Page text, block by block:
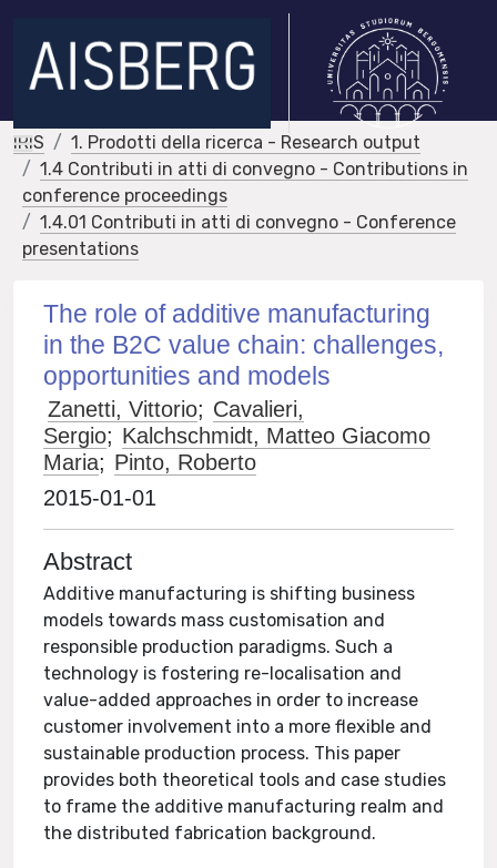
IRIS
1. Prodotti della ricerca - Research output
1.4 Contributi in atti di convegno - Contributions in
conference proceedings
1.4.01 Contributi in atti di convegno - Conference
presentations
The role of additive manufacturing
in the B2C value chain: challenges,
opportunities and models
Zanetti, Vittorio; Cavalieri,
Sergio; Kalchschmidt, Matteo Giacomo
Maria; Pinto, Roberto
2015-01-01
Abstract
Additive manufacturing is shifting business
models towards mass customisation and
responsible production paradigms. Such a
technology is fostering re-localisation and
value-added approaches in order to increase
customer involvement into a more flexible and
sustainable production process. This paper
provides both theoretical tools and case studies
to frame the additive manufacturing realm and
the distributed fabrication background.